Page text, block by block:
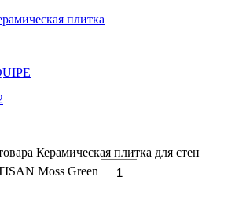
плитка
Керамическая плитка для стен
Moss Green